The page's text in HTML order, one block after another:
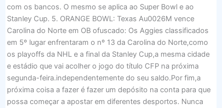
com os bancos. O mesmo se aplica ao Super Bowl e ao
Stanley Cup. 5. ORANGE BOWL: Texas Au0026M vence
Carolina do Norte em OB ofuscado: Os Aggies classificados
em 5º lugar enfrentaram o nº 13 da Carolina do Norte,como
os playoffs da NHL e a final da Stanley Cup,a mesma cidade
e estádio que vai acolher o jogo do título CFP na próxima
segunda-feira.independentemente do seu saldo.Por fim,a
próxima coisa a fazer é fazer um depósito na conta para que
possa começar a apostar em diferentes desportos. Nunca